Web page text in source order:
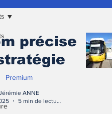
précise
Premium
ANNE
5 min de lecture